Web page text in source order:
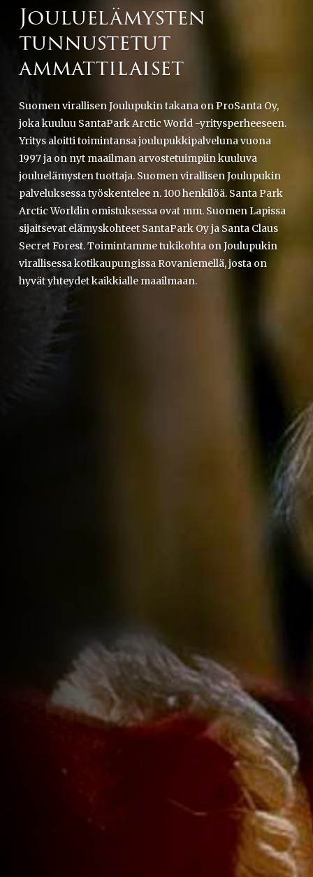
Jouluelämysten
tunnustetut
ammattilaiset
Suomen virallisen Joulupukin takana on ProSanta Oy,
joka kuuluu SantaPark Arctic World -yritysperheeseen.
Yritys aloitti toimintansa joulupukkipalveluna vuona
1997 ja on nyt maailman arvostetuimpiin kuuluva
jouluelämysten tuottaja. Suomen virallisen Joulupukin
palveluksessa työskentelee n. 100 henkilöä. Santa Park
Arctic Worldin omistuksessa ovat mm. Suomen Lapissa
sijaitsevat elämyskohteet SantaPark Oy ja Santa Claus
Secret Forest. Toimintamme tukikohta on Joulupukin
virallisessa kotikaupungissa Rovaniemellä, josta on
hyvät yhteydet kaikkialle maailmaan.